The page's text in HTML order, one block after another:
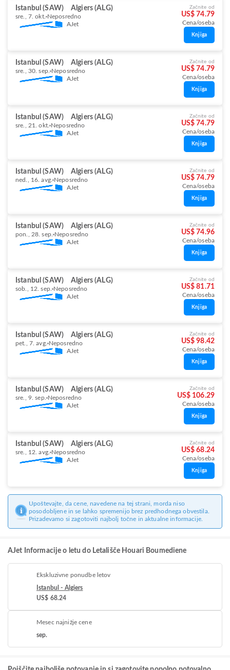
Istanbul (SAW) Algiers (ALG)
sre., 7. okt. Neposredno
AJet
Začnite od
US$ 74.79
Cena/oseba
Knjiga
Istanbul (SAW) Algiers (ALG)
sre., 30. sep. Neposredno
AJet
Začnite od
US$ 74.79
Cena/oseba
Knjiga
Istanbul (SAW) Algiers (ALG)
sre., 21. okt. Neposredno
AJet
Začnite od
US$ 74.79
Cena/oseba
Knjiga
Istanbul (SAW) Algiers (ALG)
ned., 16. avg. Neposredno
AJet
Začnite od
US$ 74.79
Cena/oseba
Knjiga
Istanbul (SAW) Algiers (ALG)
pon., 28. sep. Neposredno
AJet
Začnite od
US$ 74.96
Cena/oseba
Knjiga
Istanbul (SAW) Algiers (ALG)
sob., 12. sep. Neposredno
AJet
Začnite od
US$ 81.71
Cena/oseba
Knjiga
Istanbul (SAW) Algiers (ALG)
pet., 7. avg. Neposredno
AJet
Začnite od
US$ 98.42
Cena/oseba
Knjiga
Istanbul (SAW) Algiers (ALG)
sre., 9. sep. Neposredno
AJet
Začnite od
US$ 106.29
Cena/oseba
Knjiga
Istanbul (SAW) Algiers (ALG)
sre., 12. avg. Neposredno
AJet
Začnite od
US$ 68.24
Cena/oseba
Knjiga
Upoštevajte, da cene, navedene na tej strani, morda niso
posodobljene in se lahko spremenijo brez predhodnega obvestila.
Prizadevamo si zagotoviti najbolj točne in aktualne informacije.
AJet Informacije o letu do Letališče Houari Boumediene
Ekskluzivne ponudbe letov
Istanbul - Algiers
US$ 68.24
Mesec najnižje cene
sep.